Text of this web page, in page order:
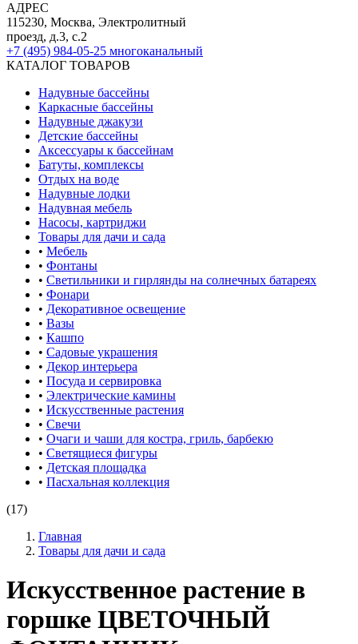
АДРЕС
115230, Москва, Электролитный
проезд, д.3, с.2
+7 (495) 984-05-25 многоканальный
КАТАЛОГ ТОВАРОВ
Надувные бассейны
Каркасные бассейны
Надувные джакузи
Детские бассейны
Аксессуары к бассейнам
Батуты, комплексы
Отдых на воде
Надувные лодки
Надувная мебель
Насосы, картриджи
Товары для дачи и сада
• Мебель
• Фонтаны
• Светильники и гирлянды на солнечных батареях
• Фонари
• Декоративное освещение
• Вазы
• Кашпо
• Садовые украшения
• Декор интерьера
• Посуда и сервировка
• Электрические камины
• Искусственные растения
• Свечи
• Очаги и чаши для костра, гриль, барбекю
• Светящиеся фигуры
• Детская площадка
• Пасхальная коллекция
(17)
Главная
Товары для дачи и сада
Искусственное растение в
горшке ЦВЕТОЧНЫЙ